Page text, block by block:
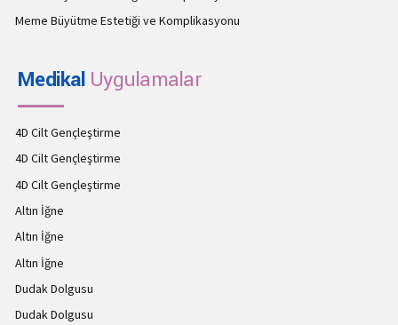
Meme Büyütme Estetiği ve Komplikasyonu
Medikal Uygulamalar
4D Cilt Gençleştirme
4D Cilt Gençleştirme
4D Cilt Gençleştirme
Altın İğne
Altın İğne
Altın İğne
Dudak Dolgusu
Dudak Dolgusu